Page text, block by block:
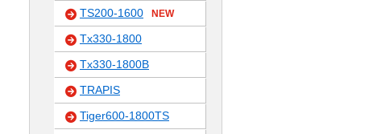
TS200-1600 NEW
Tx330-1800
Tx330-1800B
TRAPIS
Tiger600-1800TS